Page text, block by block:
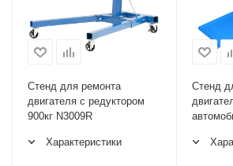
Стенд для ремонта
двигателя с редуктором
900кг N3009R
Характеристики
Стенд